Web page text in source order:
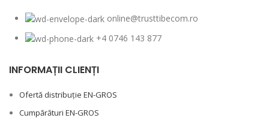
online@trusttibecom.ro
+4 0746 143 877
INFORMAȚII CLIENȚI
Ofertă distribuție EN-GROS
Cumpărături EN-GROS